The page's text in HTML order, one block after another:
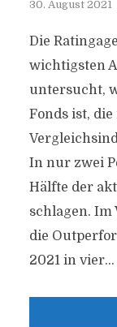
30. August 2021
Die
wichtigsten
untersucht,
Fonds ist,
In nur zwei
Hälfte der
schlagen.
die
2021 in vier...